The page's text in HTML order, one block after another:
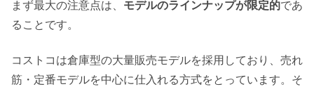
まず最大の注意点は、 モデルのラインナップが限定的であ
ることです。
コストコは倉庫型の大量販売モデルを採用しており、売れ
筋・定番モデルを中心に仕入れる方式をとっています。そ